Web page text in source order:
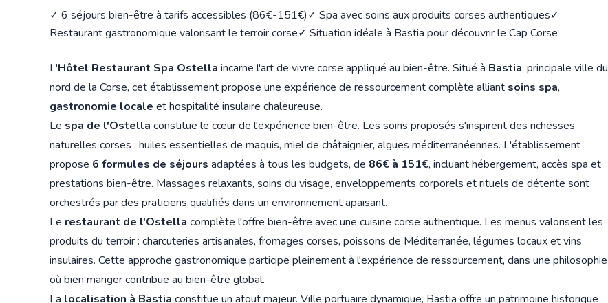
✓ 6 séjours bien-être à tarifs accessibles (86€-151€)✓ Spa avec soins aux produits corses authentiques✓
Restaurant gastronomique valorisant le terroir corse✓ Situation idéale à Bastia pour découvrir le Cap Corse
L'Hôtel Restaurant Spa Ostella incarne l'art de vivre corse appliqué au bien-être. Situé à Bastia, principale ville du
nord de la Corse, cet établissement propose une expérience de ressourcement complète alliant soins spa,
gastronomie locale et hospitalité insulaire chaleureuse.
Le spa de l'Ostella constitue le cœur de l'expérience bien-être. Les soins proposés s'inspirent des richesses
naturelles corses : huiles essentielles de maquis, miel de châtaignier, algues méditerranéennes. L'établissement
propose 6 formules de séjours adaptées à tous les budgets, de 86€ à 151€, incluant hébergement, accès spa et
prestations bien-être. Massages relaxants, soins du visage, enveloppements corporels et rituels de détente sont
orchestrés par des praticiens qualifiés dans un environnement apaisant.
Le restaurant de l'Ostella complète l'offre bien-être avec une cuisine corse authentique. Les menus valorisent les
produits du terroir : charcuteries artisanales, fromages corses, poissons de Méditerranée, légumes locaux et vins
insulaires. Cette approche gastronomique participe pleinement à l'expérience de ressourcement, dans une philosophie
où bien manger contribue au bien-être global.
La localisation à Bastia constitue un atout majeur. Ville portuaire dynamique, Bastia offre un patrimoine historique